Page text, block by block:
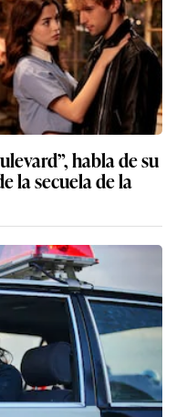
habla de su
la secuela de la